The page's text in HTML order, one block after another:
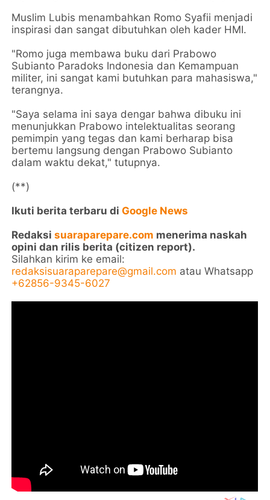
Muslim Lubis menambahkan Romo Syafii menjadi
inspirasi dan sangat dibutuhkan oleh kader HMI.
"Romo juga membawa buku dari Prabowo
Subianto Paradoks Indonesia dan Kemampuan
militer, ini sangat kami butuhkan para mahasiswa,"
terangnya.
"Saya selama ini saya dengar bahwa dibuku ini
menunjukkan Prabowo intelektualitas seorang
pemimpin yang tegas dan kami berharap bisa
bertemu langsung dengan Prabowo Subianto
dalam waktu dekat," tutupnya.
(**)
Ikuti berita terbaru diGoogle News
Redaksisuaraparepare.com menerima naskah
opini dan rilis berita (citizen report).
Silahkan kirim ke email:
redaksisuaraparepare@gmail.com atau Whatsapp
+62856-9345-6027